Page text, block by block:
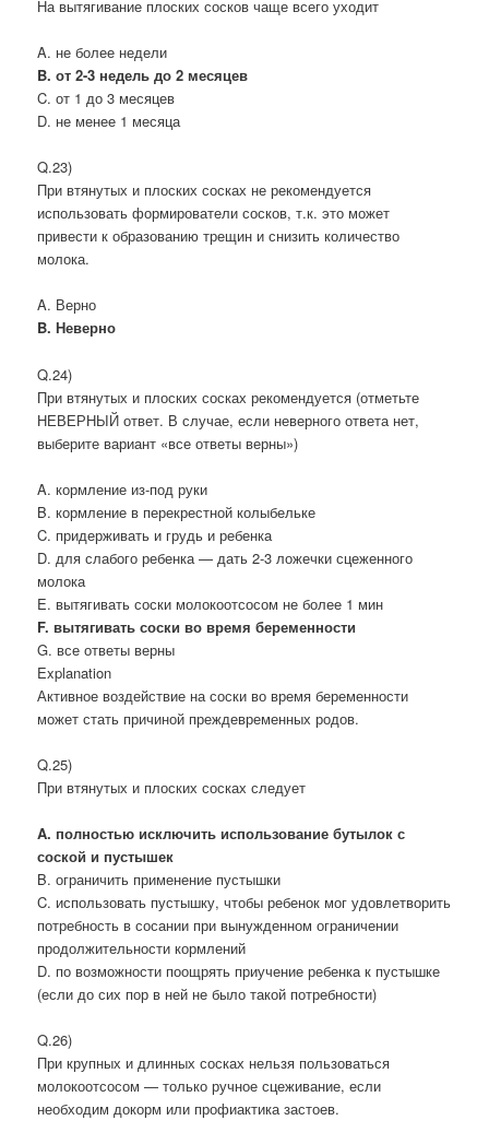
На вытягивание плоских сосков чаще всего уходит
A. не более недели
B. от 2-3 недель до 2 месяцев
C. от 1 до 3 месяцев
D. не менее 1 месяца
Q.23)
При втянутых и плоских сосках не рекомендуется
использовать формирователи сосков, т.к. это может
привести к образованию трещин и снизить количество
молока.
A. Верно
B. Неверно
Q.24)
При втянутых и плоских сосках рекомендуется (отметьте
НЕВЕРНЫЙ ответ. В случае, если неверного ответа нет,
выберите вариант «все ответы верны»)
A. кормление из-под руки
B. кормление в перекрестной колыбельке
C. придерживать и грудь и ребенка
D. для слабого ребенка — дать 2-3 ложечки сцеженного
молока
E. вытягивать соски молокоотсосом не более 1 мин
F. вытягивать соски во время беременности
G. все ответы верны
Explanation
Активное воздействие на соски во время беременности
может стать причиной преждевременных родов.
Q.25)
При втянутых и плоских сосках следует
A. полностью исключить использование бутылок с
соской и пустышек
B. ограничить применение пустышки
C. использовать пустышку, чтобы ребенок мог удовлетворить
потребность в сосании при вынужденном ограничении
продолжительности кормлений
D. по возможности поощрять приучение ребенка к пустышке
(если до сих пор в ней не было такой потребности)
Q.26)
При крупных и длинных сосках нельзя пользоваться
молокоотсосом — только ручное сцеживание, если
необходим докорм или профиактика застоев.